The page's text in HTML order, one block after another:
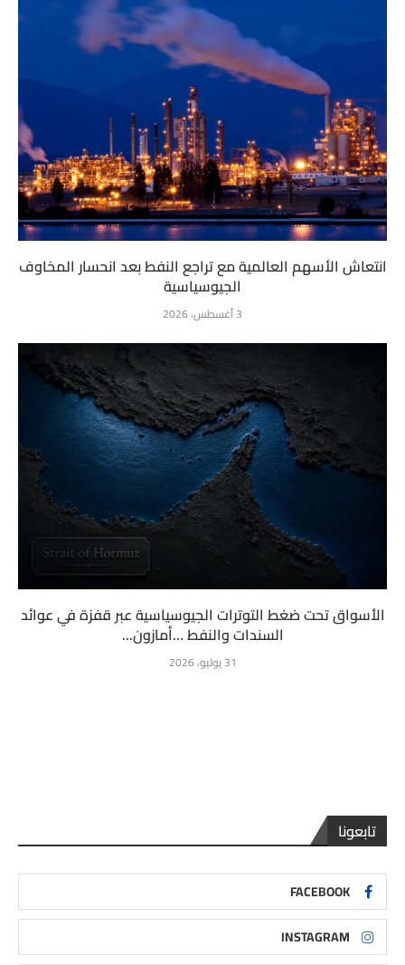
انتعاش الأسهم العالمية مع تراجع النفط بعد انحسار المخاوف
الجيوسياسية
3 أغسطس، 2026
الأسواق تحت ضغط التوترات الجيوسياسية عبر قفزة في عوائد
السندات والنفط …أمازون...
31 يوليو، 2026
تابعونا
FACEBOOK
INSTAGRAM